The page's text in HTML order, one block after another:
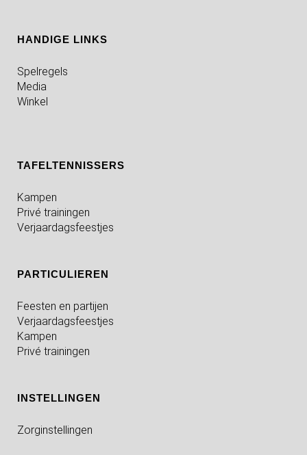
HANDIGE LINKS
Spelregels
Media
Winkel
TAFELTENNISSERS
Kampen
Privé trainingen
Verjaardagsfeestjes
PARTICULIEREN
Feesten en partijen
Verjaardagsfeestjes
Kampen
Privé trainingen
INSTELLINGEN
Zorginstellingen